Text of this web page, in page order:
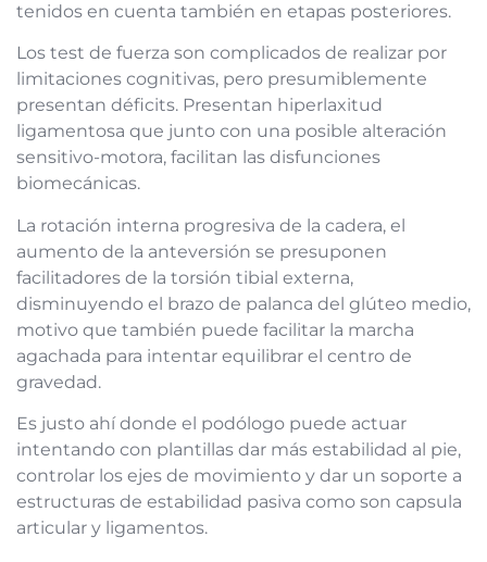
tenidos en cuenta también en etapas posteriores.
Los test de fuerza son complicados de realizar por
limitaciones cognitivas, pero presumiblemente
presentan déficits. Presentan hiperlaxitud
ligamentosa que junto con una posible alteración
sensitivo-motora, facilitan las disfunciones
biomecánicas.
La rotación interna progresiva de la cadera, el
aumento de la anteversión se presuponen
facilitadores de la torsión tibial externa,
disminuyendo el brazo de palanca del glúteo medio,
motivo que también puede facilitar la marcha
agachada para intentar equilibrar el centro de
gravedad.
Es justo ahí donde el podólogo puede actuar
intentando con plantillas dar más estabilidad al pie,
controlar los ejes de movimiento y dar un soporte a
estructuras de estabilidad pasiva como son capsula
articular y ligamentos.